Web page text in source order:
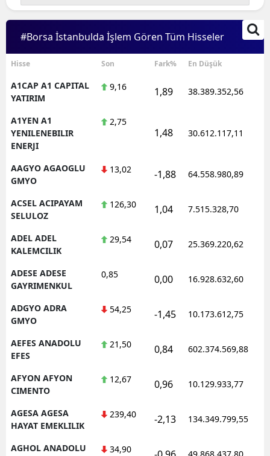
Çankırı
Çorum
Denizli
Elazığ
Erzurum
Eskişehir
Gümüşhane
Isparta
Kars
#Borsa İstanbulda İşlem Gören Tüm Hisseler
Hisse Son Fark% En Düşük
A1CAP A1 CAPITAL
YATIRIM
9,16 1,89 38.389.352,56
A1YEN A1
YENILENEBILIR
ENERJI
2,75
1,48 30.612.117,11
AAGYO AGAOGLU
GMYO
13,02 -1,88 64.558.980,89
ACSEL ACIPAYAM
SELULOZ
126,30 1,04 7.515.328,70
ADEL ADEL
KALEMCILIK
29,54 0,07 25.369.220,62
ADESE ADESE
GAYRIMENKUL
0,85 0,00 16.928.632,60
ADGYO ADRA
GMYO
54,25 -1,45 10.173.612,75
AEFES ANADOLU
EFES
21,50 0,84 602.374.569,88
AFYON AFYON
CIMENTO
12,67 0,96 10.129.933,77
AGESA AGESA
HAYAT EMEKLILIK
239,40 -2,13 134.349.799,55
AGHOL ANADOLU
34,90